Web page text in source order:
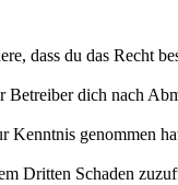
dass du das Recht
Betreiber dich nach
genommen
Dritten Schaden